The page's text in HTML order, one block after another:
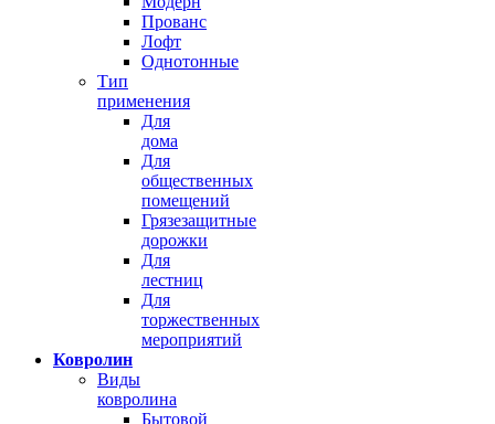
Прованс
Лофт
Однотонные
Тип
применения
Для
дома
Для
общественных
помещений
Грязезащитные
дорожки
Для
лестниц
Для
торжественных
мероприятий
Ковролин
Виды
ковролина
Бытовой